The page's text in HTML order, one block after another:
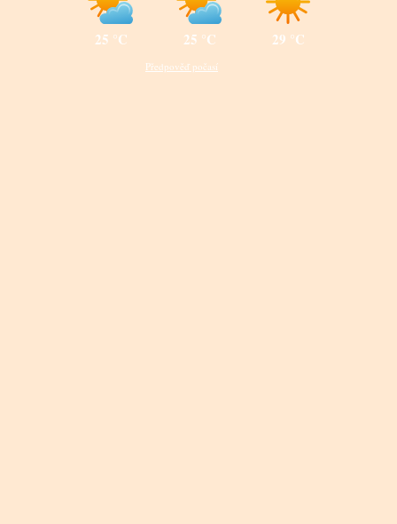
25 °C 25 °C 29 °C
Předpověď počasí